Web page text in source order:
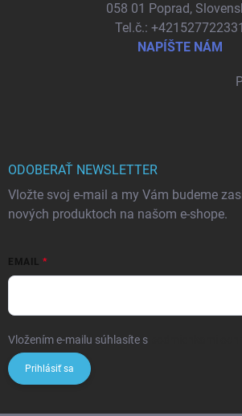
058 01 Poprad,
Tel.č.: +421527722331
NAPÍŠTE NÁM
ODOBERAŤ NEWSLETTER
Vložte svoj e-mail a my Vám budeme
nových produktoch na našom e-shope.
EMAIL
Vložením e-mailu súhlasíte s
Prihlásiť sa